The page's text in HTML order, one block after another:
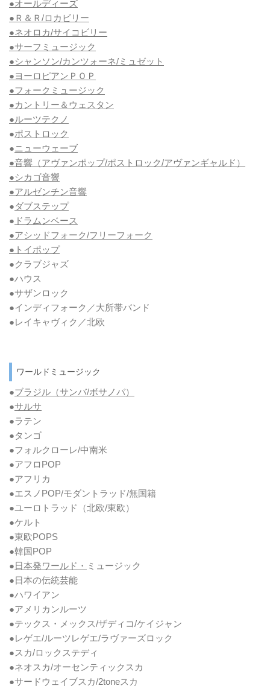
●オールディーズ
●Ｒ＆Ｒ/ロカビリー
●ネオロカ/サイコビリー
●サーフミュージック
●シャンソン/カンツォーネ/ミュゼット
●ヨーロピアンＰＯＰ
●フォークミュージック
●カントリー＆ウェスタン
●ルーツテクノ
●ポストロック
●ニューウェーブ
●音響（アヴァンポップ/ポストロック/アヴァンギャルド）
●シカゴ音響
●アルゼンチン音響
●ダブステップ
● ドラムンベース
●アシッドフォーク/フリーフォーク
●トイポップ
●クラブジャズ
●ハウス
●サザンロック
●インディフォーク／大所帯バンド
●レイキャヴィク／北欧
ワールドミュージック
●ブラジル（サンバ/ボサノバ）
●サルサ
●ラテン
●タンゴ
●フォルクローレ/中南米
●アフロPOP
●アフリカ
●エスノPOP/モダントラッド/無国籍
●ユーロトラッド（北欧/東欧）
●ケルト
●東欧POPS
●韓国POP
●日本発ワールド・ ミュージック
●日本の伝統芸能
●ハワイアン
●アメリカンルーツ
●テックス・メックス/ザディコ/ケイジャン
●レゲエ/ルーツレゲエ/ラヴァーズロック
●スカ/ロックステディ
●ネオスカ/オーセンティックスカ
●サードウェイブスカ/2toneスカ